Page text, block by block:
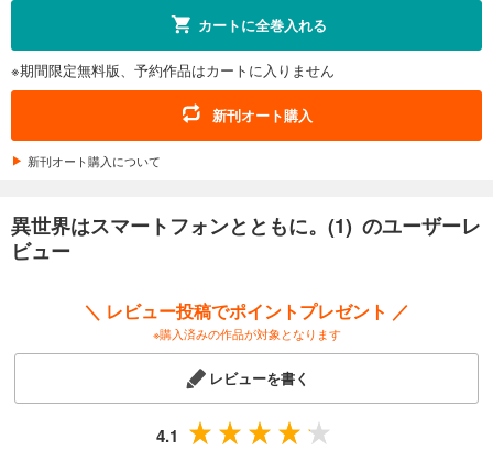
異世界はスマートフォンとともに。 （12）
円 (税込)
異世界はスマートフォンとともに。 （13）
あらすじを表示する
円 (税込)
カートに全巻入れる
※期間限定無料版、予約作品はカートに入りません
新刊オート購入
新刊オート購入について
異世界はスマートフォンとともに。(1) のユーザーレ
ビュー
＼ レビュー投稿でポイントプレゼント ／
※購入済みの作品が対象となります
レビューを書く
4.1